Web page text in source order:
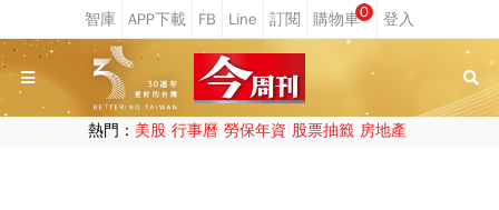
0
熱門： 美股 行事曆 勞保年資 股票抽籤 房地產